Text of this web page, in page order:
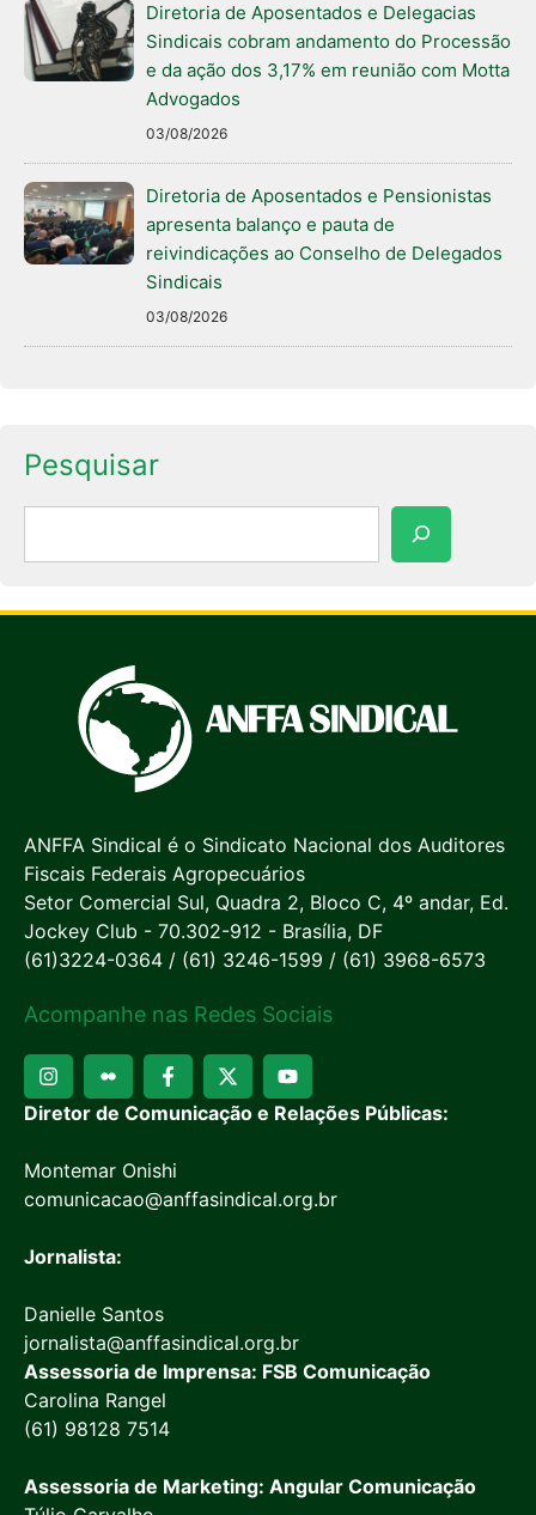
Diretoria de Aposentados e Delegacias
Sindicais cobram andamento do Processão
e da ação dos 3,17% em reunião com Motta
Advogados
03/08/2026
Diretoria de Aposentados e Pensionistas
apresenta balanço e pauta de
reivindicações ao Conselho de Delegados
Sindicais
03/08/2026
Pesquisar
ANFFA Sindical é o Sindicato Nacional dos Auditores
Fiscais Federais Agropecuários
Setor Comercial Sul, Quadra 2, Bloco C, 4º andar, Ed.
Jockey Club - 70.302-912 - Brasília, DF
(61)3224-0364 / (61) 3246-1599 / (61) 3968-6573
Acompanhe nas Redes Sociais
Diretor de Comunicação e Relações Públicas:
Montemar Onishi
comunicacao@anffasindical.org.br
Jornalista:
Danielle Santos
jornalista@anffasindical.org.br
Assessoria de Imprensa: FSB Comunicação
Carolina Rangel
(61) 98128 7514
Assessoria de Marketing: Angular Comunicação